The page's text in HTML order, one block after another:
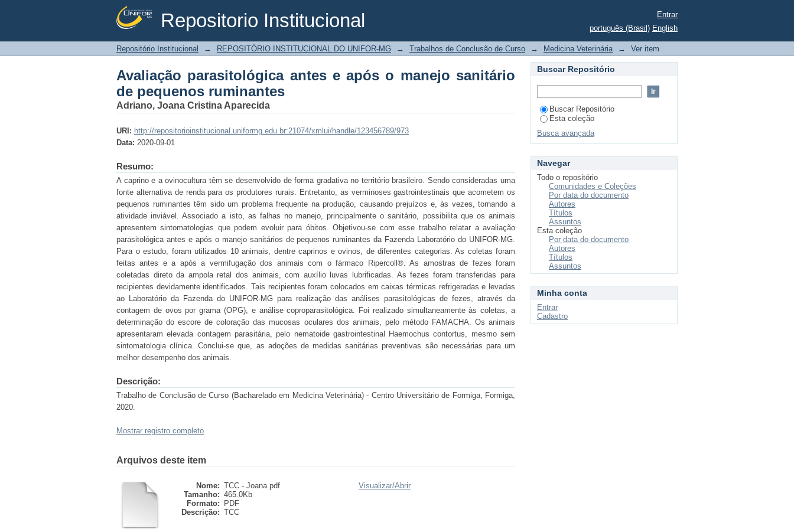
Repositorio Institucional
Avaliação parasitológica antes e após o manejo sanitário de pequenos ruminantes
Entrar
português (Brasil) English
Repositório Institucional → REPOSITÓRIO INSTITUCIONAL DO UNIFOR-MG → Trabalhos de Conclusão de Curso → Medicina Veterinária → Ver item
Avaliação parasitológica antes e após o manejo sanitário
de pequenos ruminantes
Adriano, Joana Cristina Aparecida
URI: http://repositorioinstitucional.uniformg.edu.br:21074/xmlui/handle/123456789/973
Data: 2020-09-01
Resumo:
A caprino e a ovinocultura têm se desenvolvido de forma gradativa no território brasileiro. Sendo consideradas uma
fonte alternativa de renda para os produtores rurais. Entretanto, as verminoses gastrointestinais que acometem os
pequenos ruminantes têm sido um problema frequente na produção, causando prejuízos e, às vezes, tornando a
atividade inviável. Associado a isto, as falhas no manejo, principalmente o sanitário, possibilita que os animais
apresentem sintomatologias que podem evoluir para óbitos. Objetivou-se com esse trabalho relatar a avaliação
parasitológica antes e após o manejo sanitários de pequenos ruminantes da Fazenda Laboratório do UNIFOR-MG.
Para o estudo, foram utilizados 10 animais, dentre caprinos e ovinos, de diferentes categorias. As coletas foram
feitas antes e a após a vermifugação dos animais com o fármaco Ripercoll®. As amostras de fezes foram
coletadas direto da ampola retal dos animais, com auxílio luvas lubrificadas. As fezes foram transferidas para
recipientes devidamente identificados. Tais recipientes foram colocados em caixas térmicas refrigeradas e levadas
ao Laboratório da Fazenda do UNIFOR-MG para realização das análises parasitológicas de fezes, através da
contagem de ovos por grama (OPG), e análise coproparasitológica. Foi realizado simultaneamente às coletas, a
determinação do escore de coloração das mucosas oculares dos animais, pelo método FAMACHA. Os animais
apresentaram elevada contagem parasitária, pelo nematoide gastrointestinal Haemochus contortus, mesmo sem
sintomatologia clínica. Conclui-se que, as adoções de medidas sanitárias preventivas são necessárias para um
melhor desempenho dos animais.
Descrição:
Trabalho de Conclusão de Curso (Bacharelado em Medicina Veterinária) - Centro Universitário de Formiga, Formiga,
2020.
Mostrar registro completo
Arquivos deste item
Nome: TCC - Joana.pdf
Tamanho: 465.0Kb
Formato:
PDF
Descrição: TCC
Visualizar/Abrir
Buscar Repositório
Buscar Repositório
Esta coleção
Busca avançada
Navegar
Todo o repositório
Comunidades e Coleções
Por data do documento
Autores
Títulos
Assuntos
Esta coleção
Por data do documento
Autores
Títulos
Assuntos
Minha conta
Entrar
Cadastro